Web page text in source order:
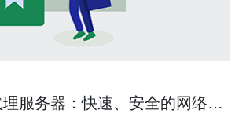
服务器：快速、安全的网络访